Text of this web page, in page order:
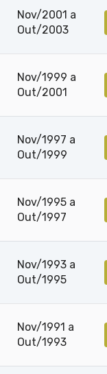
Nov/2001 a
Out/2003
Nov/1999 a
Out/2001
Nov/1997 a
Out/1999
Nov/1995 a
Out/1997
Nov/1993 a
Out/1995
Nov/1991 a
Out/1993